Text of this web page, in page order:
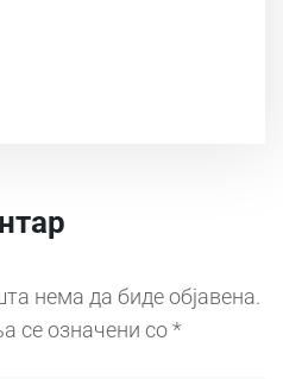
нема да биде објавена.
се означени со*